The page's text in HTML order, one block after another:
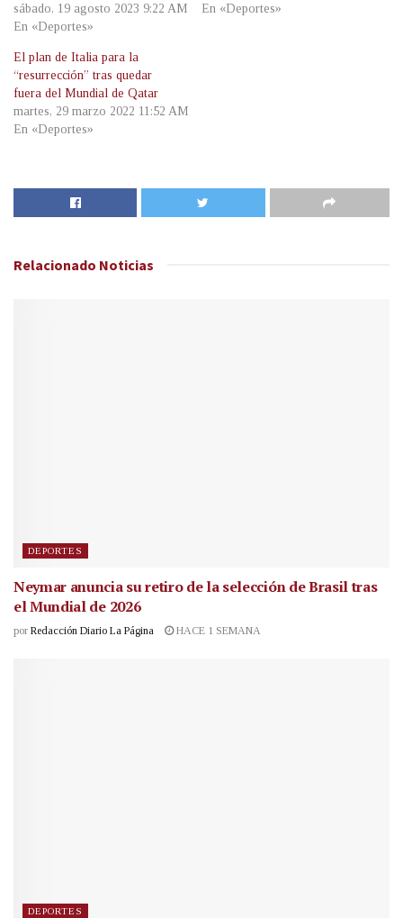
sábado, 19 agosto 2023 9:22 AM
En «Deportes»
En «Deportes»
El plan de Italia para la
“resurrección” tras quedar
fuera del Mundial de Qatar
martes, 29 marzo 2022 11:52 AM
En «Deportes»
Relacionado Noticias
DEPORTES
Neymar anuncia su retiro de la selección de Brasil tras
el Mundial de 2026
por Redacción Diario La Página HACE 1 SEMANA
DEPORTES